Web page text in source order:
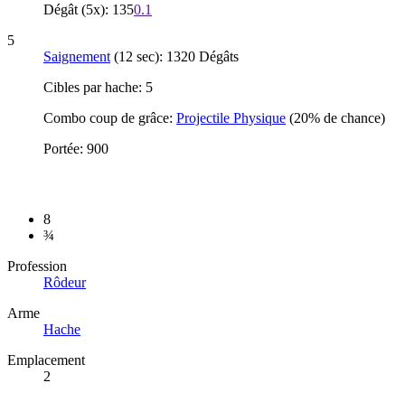
Dégât (5x): 1350.1
5
Saignement (12 sec): 1320 Dégâts
Cibles par hache: 5
Combo coup de grâce: Projectile Physique (20% de chance)
Portée: 900
8
¾
Profession
Rôdeur
Arme
Hache
Emplacement
2